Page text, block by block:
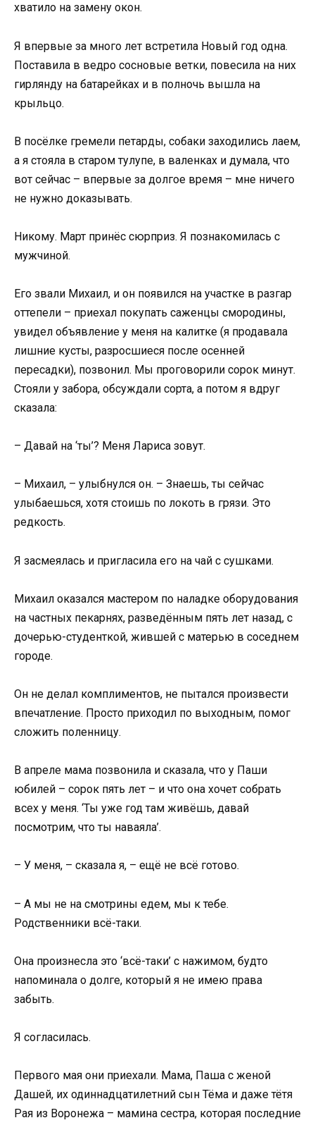
хватило на замену окон.
Я впервые за много лет встретила Новый год одна.
Поставила в ведро сосновые ветки, повесила на них
гирлянду на батарейках и в полночь вышла на
крыльцо.
В посёлке гремели петарды, собаки заходились лаем,
а я стояла в старом тулупе, в валенках и думала, что
вот сейчас – впервые за долгое время – мне ничего
не нужно доказывать.
Никому. Март принёс сюрприз. Я познакомилась с
мужчиной.
Его звали Михаил, и он появился на участке в разгар
оттепели – приехал покупать саженцы смородины,
увидел объявление у меня на калитке (я продавала
лишние кусты, разросшиеся после осенней
пересадки), позвонил. Мы проговорили сорок минут.
Стояли у забора, обсуждали сорта, а потом я вдруг
сказала:
– Давай на ‘ты’? Меня Лариса зовут.
– Михаил, – улыбнулся он. – Знаешь, ты сейчас
улыбаешься, хотя стоишь по локоть в грязи. Это
редкость.
Я засмеялась и пригласила его на чай с сушками.
Михаил оказался мастером по наладке оборудования
на частных пекарнях, разведённым пять лет назад, с
дочерью-студенткой, жившей с матерью в соседнем
городе.
Он не делал комплиментов, не пытался произвести
впечатление. Просто приходил по выходным, помог
сложить поленницу.
В апреле мама позвонила и сказала, что у Паши
юбилей – сорок пять лет – и что она хочет собрать
всех у меня. ‘Ты уже год там живёшь, давай
посмотрим, что ты наваяла’.
– У меня, – сказала я, – ещё не всё готово.
– А мы не на смотрины едем, мы к тебе.
Родственники всё-таки.
Она произнесла это ‘всё-таки’ с нажимом, будто
напоминала о долге, который я не имею права
забыть.
Я согласилась.
Первого мая они приехали. Мама, Паша с женой
Дашей, их одиннадцатилетний сын Тёма и даже тётя
Рая из Воронежа – мамина сестра, которая последние